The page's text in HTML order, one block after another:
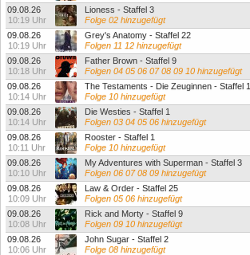
09.08.26
10:19 Uhr
Lioness - Staffel 3
Folge 02 hinzugefügt
09.08.26
10:19 Uhr
Grey's Anatomy - Staffel 22
Folgen 11 12 hinzugefügt
09.08.26
10:18 Uhr
Father Brown - Staffel 9
Folgen 04 05 06 07 08 09 10 hinzugefügt
09.08.26
10:14 Uhr
The Testaments - Die Zeuginnen - Staffel 1
Folge 10 hinzugefügt
09.08.26
10:14 Uhr
Die Westies - Staffel 1
Folgen 03 04 05 06 hinzugefügt
09.08.26
10:11 Uhr
Rooster - Staffel 1
Folge 10 hinzugefügt
09.08.26
10:10 Uhr
My Adventures with Superman - Staffel 3
Folgen 06 07 08 09 hinzugefügt
09.08.26
10:09 Uhr
Law & Order - Staffel 25
Folgen 05 06 hinzugefügt
09.08.26
10:08 Uhr
Rick and Morty - Staffel 9
Folgen 09 10 hinzugefügt
09.08.26
10:06 Uhr
John Sugar - Staffel 2
Folge 08 hinzugefügt